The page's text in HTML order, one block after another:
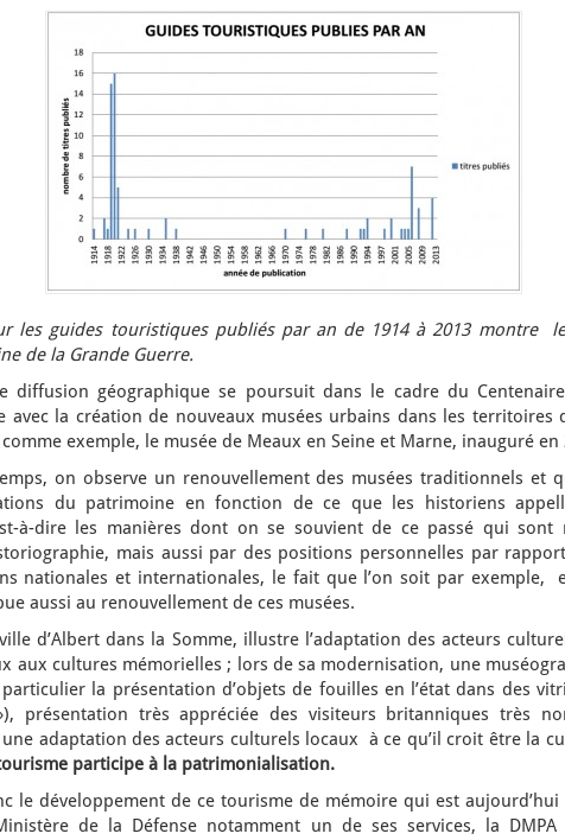
les guides touristiques publiés par an de 1914 à 2013 montre
de la Grande Guerre.
diffusion géographique se poursuit dans le cadre du
avec la création de nouveaux musées urbains dans les territoires
exemple, le musée de Meaux en Seine et Marne, inauguré en
on observe un renouvellement des musées traditionnels et
du patrimoine en fonction de ce que les historiens
à-dire les manières dont on se souvient de ce passé qui sont
mais aussi par des positions personnelles par
nationales et internationales, le fait que l’on soit par exemple,
aussi au renouvellement de ces musées.
d’Albert dans la Somme, illustre l’adaptation des acteurs
aux cultures mémorielles ; lors de sa modernisation, une
la présentation d’objets de fouilles en l’état dans des
présentation très appréciée des visiteurs britanniques très
adaptation des acteurs culturels locaux à ce qu’il croit être la
participe à la patrimonialisation.
le développement de ce tourisme de mémoire qui est
de la Défense notamment un de ses services, la